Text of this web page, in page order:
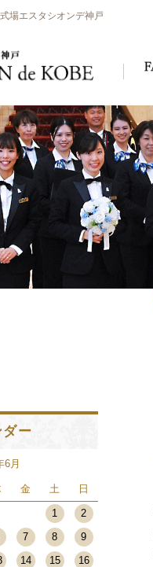
場エスタシオンデ神戸
ダー
6月
金 土 日
1
2
7 8
9
14 15
16